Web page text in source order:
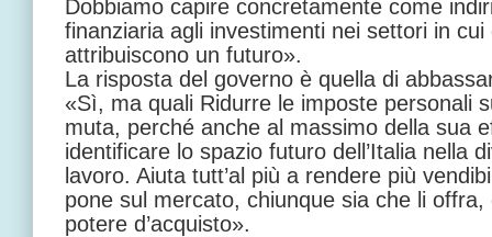
Dobbiamo capire concretamente come
finanziaria agli investimenti nei settori in cui
attribuiscono un futuro».
La risposta del governo è quella di
«Sì, ma quali Ridurre le imposte personali
muta, perché anche al massimo della sua
identificare lo spazio futuro dell’Italia nella
lavoro. Aiuta tutt’al più a rendere più
pone sul mercato, chiunque sia che li
potere d’acquisto».